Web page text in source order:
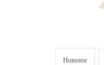
Новини